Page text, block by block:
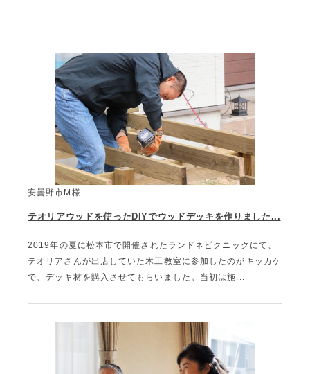
安曇野市M様
テオリアウッドを使ったDIYでウッドデッキを作りました...
2019年の夏に松本市で開催されたランドネピクニックにて、
テオリアさんが出店していた木工教室に参加したのがキッカケ
で、デッキ材を購入させてもらいました。当初は施...